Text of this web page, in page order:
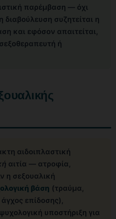
παρέμβαση — όχι
διαβούλευση συζητείται η
και εφόσον απαιτείται,
ή
αιδοιπλαστική
αιτία — ατροφία,
η σεξουαλική
βάση (τραύμα,
επίδοσης),
υποστήριξη για